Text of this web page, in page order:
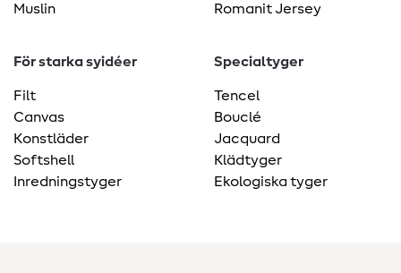
Muslin
Romanit Jersey
För starka syidéer
Filt
Canvas
Konstläder
Softshell
Inredningstyger
Specialtyger
Tencel
Bouclé
Jacquard
Klädtyger
Ekologiska tyger